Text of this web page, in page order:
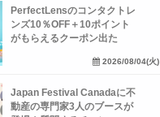
PerfectLensのコンタクトレ
ンズ10％OFF＋10ポイント
がもらえるクーポン出た
2026/08/04(火)
Japan Festival Canadaに不
動産の専門家3人のブースが